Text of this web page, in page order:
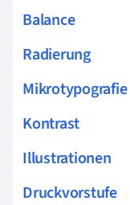
Balance
Radierung
Mikrotypografie
Kontrast
Illustrationen
Druckvorstufe